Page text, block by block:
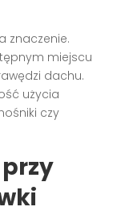
znaczenie.
miejscu
dachu.
użycia
czy